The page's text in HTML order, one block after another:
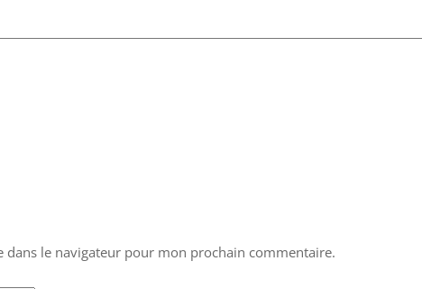
le navigateur pour mon prochain commentaire.